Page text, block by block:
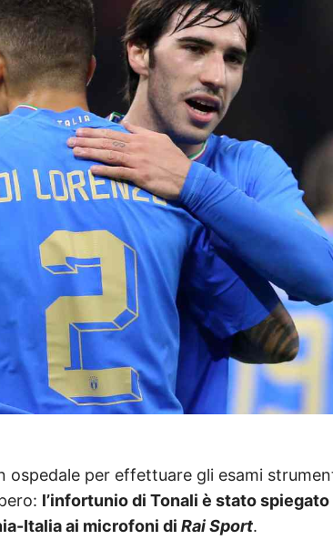
per effettuare gli esami
l’infortunio di Tonali è stato
Italia ai microfoni di Rai Sport.